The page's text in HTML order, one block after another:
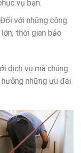
vụ bạn.
với những công
thời gian bảo
dịch vụ mà chúng
những ưu đãi